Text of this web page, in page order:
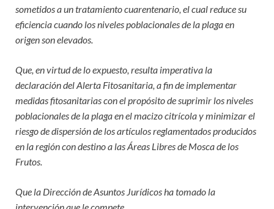
sometidos a un tratamiento cuarentenario, el cual reduce su
eficiencia cuando los niveles poblacionales de la plaga en
origen son elevados.
Que, en virtud de lo expuesto, resulta imperativa la
declaración del Alerta Fitosanitaria, a fin de implementar
medidas fitosanitarias con el propósito de suprimir los niveles
poblacionales de la plaga en el macizo citrícola y minimizar el
riesgo de dispersión de los artículos reglamentados producidos
en la región con destino a las Áreas Libres de Mosca de los
Frutos.
Que la Dirección de Asuntos Jurídicos ha tomado la